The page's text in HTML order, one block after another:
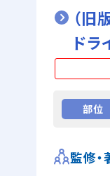
（旧
ドラ
部位
監修